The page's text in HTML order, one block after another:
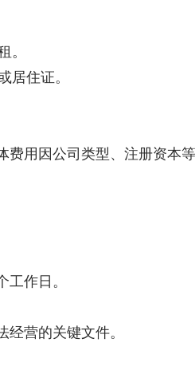
住证。
费用因公司类型、注册资本等
作日。
营的关键文件。